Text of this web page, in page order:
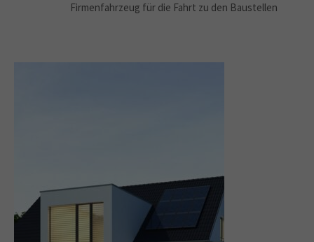
Firmenfahrzeug für die Fahrt zu den Baustellen